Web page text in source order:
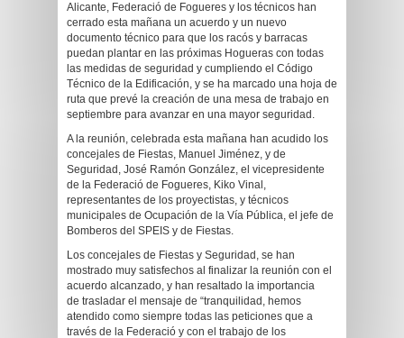
Alicante, Federació de Fogueres y los técnicos han
cerrado esta mañana un acuerdo y un nuevo
documento técnico para que los racós y barracas
puedan plantar en las próximas Hogueras con todas
las medidas de seguridad y cumpliendo el Código
Técnico de la Edificación, y se ha marcado una hoja de
ruta que prevé la creación de una mesa de trabajo en
septiembre para avanzar en una mayor seguridad.
A la reunión, celebrada esta mañana han acudido los
concejales de Fiestas, Manuel Jiménez, y de
Seguridad, José Ramón González, el vicepresidente
de la Federació de Fogueres, Kiko Vinal,
representantes de los proyectistas, y técnicos
municipales de Ocupación de la Vía Pública, el jefe de
Bomberos del SPEIS y de Fiestas.
Los concejales de Fiestas y Seguridad, se han
mostrado muy satisfechos al finalizar la reunión con el
acuerdo alcanzado, y han resaltado la importancia
de trasladar el mensaje de “tranquilidad, hemos
atendido como siempre todas las peticiones que a
través de la Federació y con el trabajo de los